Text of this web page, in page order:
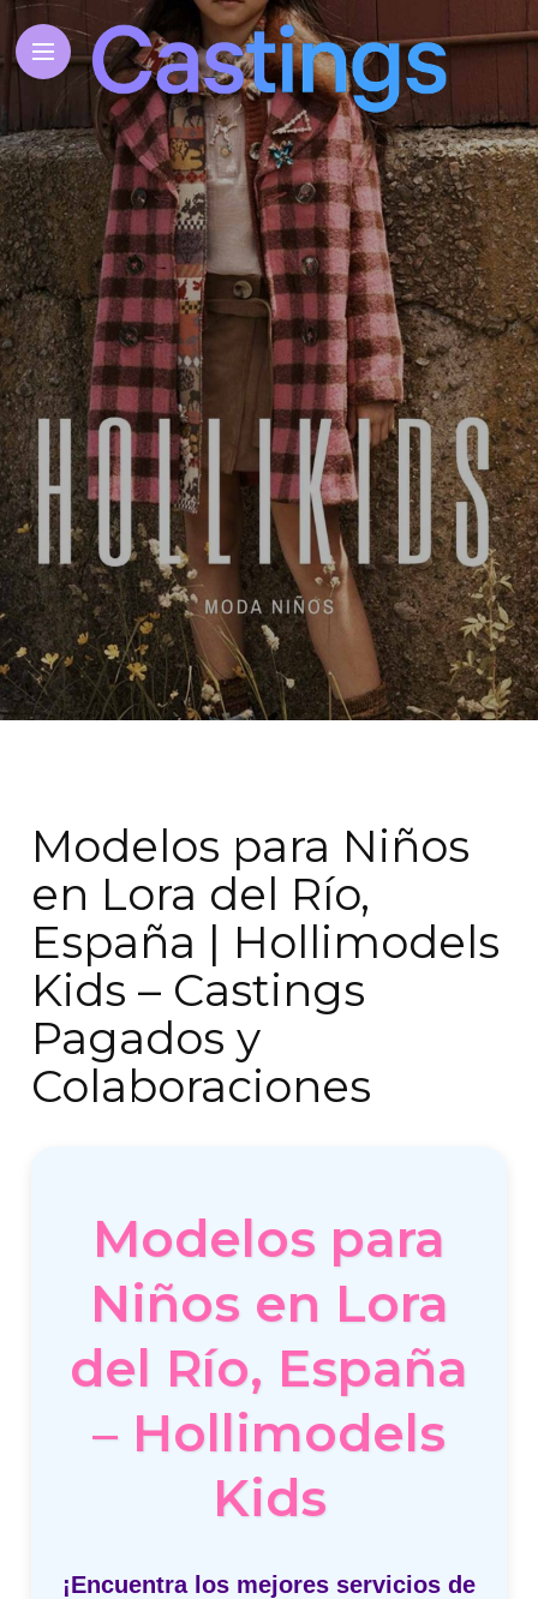
Modelos para Niños
en Lora del Río,
España | Hollimodels
Kids – Castings
Pagados y
Colaboraciones
Modelos para
Niños en Lora
del Río, España
– Hollimodels
Kids
¡Encuentra los mejores servicios de